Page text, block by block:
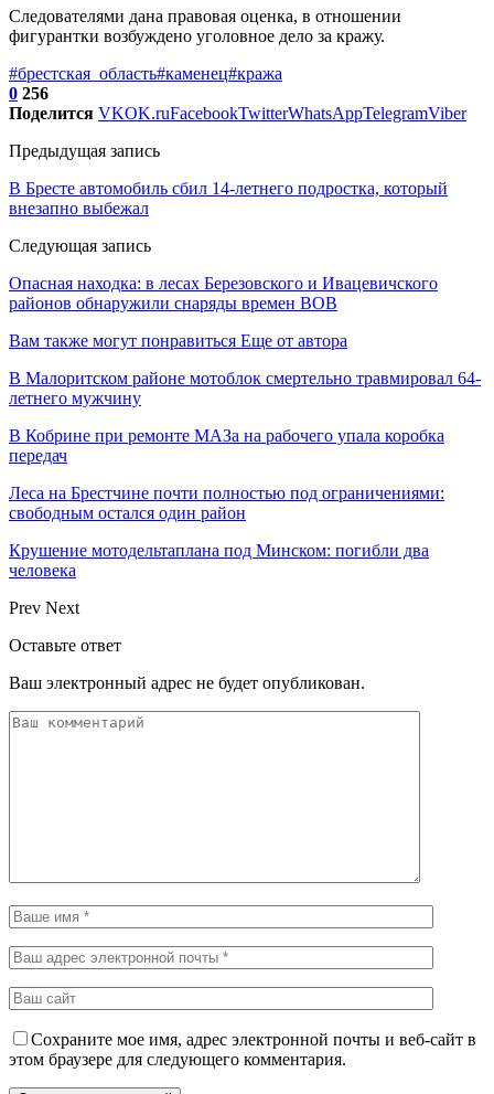
Следователями дана правовая оценка, в отношении
фигурантки возбуждено уголовное дело за кражу.
#брестская_область#каменец#кража
0 256
Поделится VKOK.ruFacebookTwitterWhatsAppTelegramViber
Предыдущая запись
В Бресте автомобиль сбил 14-летнего подростка, который
внезапно выбежал
Следующая запись
Опасная находка: в лесах Березовского и Ивацевичского
районов обнаружили снаряды времен ВОВ
Вам также могут понравиться Еще от автора
В Малоритском районе мотоблок смертельно травмировал 64-
летнего мужчину
В Кобрине при ремонте МАЗа на рабочего упала коробка
передач
Леса на Брестчине почти полностью под ограничениями:
свободным остался один район
Крушение мотодельтаплана под Минском: погибли два
человека
Prev Next
Оставьте ответ
Ваш электронный адрес не будет опубликован.
Сохраните мое имя, адрес электронной почты и веб-сайт в
этом браузере для следующего комментария.